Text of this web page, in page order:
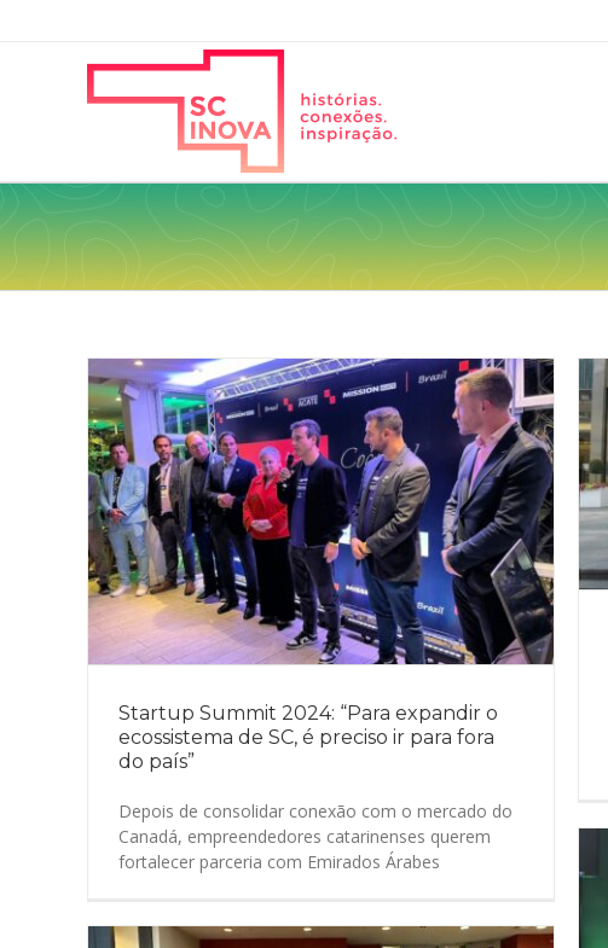
Startup Summit 2024: “Para expandir o
ecossistema de SC, é preciso ir para fora
do país”
Depois de consolidar conexão com o mercado do
Canadá, empreendedores catarinenses querem
fortalecer parceria com Emirados Árabes